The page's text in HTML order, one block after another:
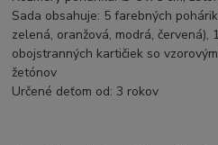
Sada obsahuje: 5 farebných
zelená, oranžová, modrá, červená),
obojstranných kartičiek so
žetónov
Určené deťom od: 3 rokov